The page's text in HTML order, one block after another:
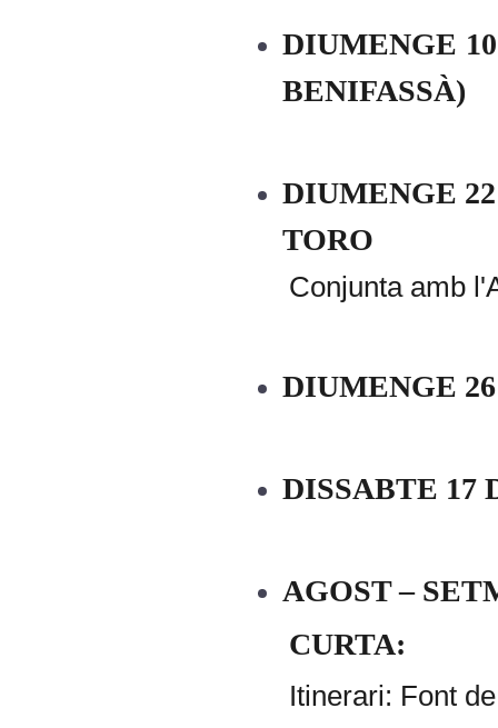
DIUMENGE
BENIFASSÀ)
DIUMENGE
TORO
Conjunta amb
DIUMENGE
DISSABTE 17
AGOST –
CURTA:
Itinerari: Font